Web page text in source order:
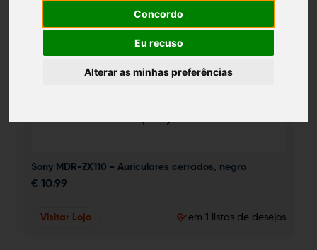
Concordo
Eu recuso
Alterar as minhas preferências
Sony MDR-ZX110 - Auriculares cerrados, negro
€ 10.99
Visitar Loja em 1 listas de desejos